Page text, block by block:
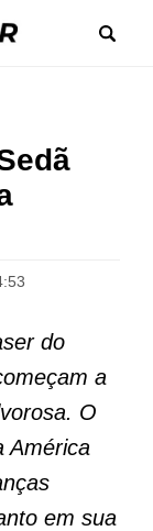
do
a
O
América
em sua